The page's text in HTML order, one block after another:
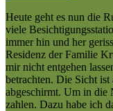
Heute geht es nun die
viele
immer hin und her
Residenz der Familie
mir nicht entgehen
betrachten. Die Sicht
abgeschirmt. Um in die
zahlen. Dazu habe ich